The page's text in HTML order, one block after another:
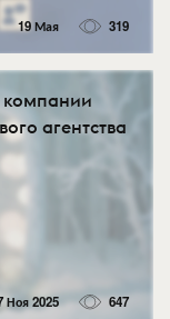
19 Мая 319
агентства
Ноя 2025 647